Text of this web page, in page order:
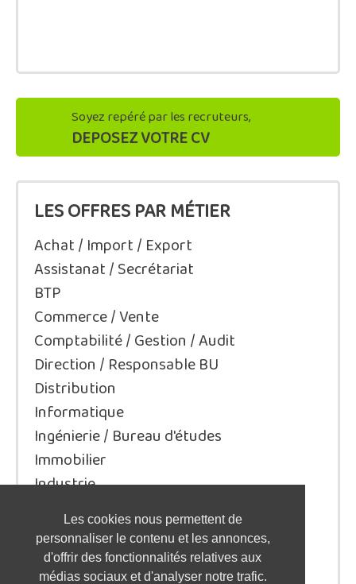
Les cookies nous permettent de
personnaliser le contenu et les annonces,
d'offrir des fonctionnalités relatives aux
médias sociaux et d'analyser notre trafic.
Soyez repéré par les recruteurs,
DEPOSEZ VOTRE CV
LES OFFRES PAR MÉTIER
Achat / Import / Export
Assistanat / Secrétariat
BTP
Commerce / Vente
Comptabilité / Gestion / Audit
Direction / Responsable BU
Distribution
Informatique
Ingénierie / Bureau d'études
Immobilier
Industrie
Juridique/Droit
Qualité / Sécurité / Environnement
Logistique / Transport